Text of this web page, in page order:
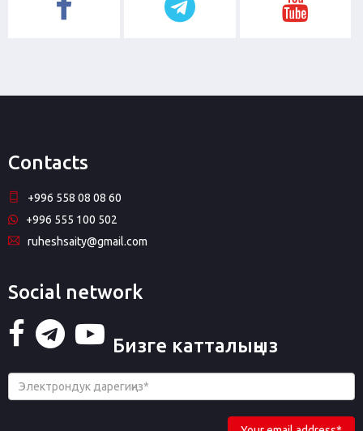
Contacts
+996 558 08 08 60
+996 555 100 502
ruheshsaity@gmail.com
Social network
Бизге катталыңыз